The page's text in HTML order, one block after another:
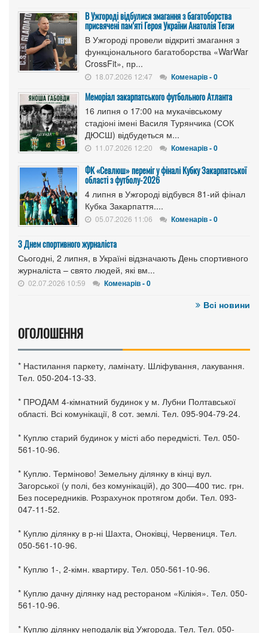
В Ужгороді відбулися змагання з багатоборства
присвячені пам’яті Героя України Анатолія Тегзи
В Ужгороді провели відкриті змагання з
функціонального багатоборства «WarWar
CrossFit», пр...
18.07.2026 12:47 Коменарів - 0
Меморіал закарпатського футбольного Атланта
16 липня о 17:00 на мукачівському
стадіоні імені Василя Турянчика (СОК
ДЮСШ) відбудеться м...
11.07.2026 12:20 Коменарів - 0
ФК «Севлюш» переміг у фіналі Кубку Закарпатської
області з футболу-2026
4 липня в Ужгороді відбувся 81-ий фінал
Кубка Закарпаття....
05.07.2026 11:06 Коменарів - 0
З Днем спортивного журналіста
Сьогодні, 2 липня, в Україні відзначають День спортивного
журналіста – свято людей, які вм...
02.07.2026 10:59 Коменарів - 0
Всі новини
ОГОЛОШЕННЯ
* Настилання паркету, ламінату. Шліфування, лакування.
Тел. 050-204-13-33.
* ПРОДАМ 4-кімнатний будинок у м. Лубни Полтавської
області. Всі комунікації, 8 сот. землі. Тел. 095-904-79-24.
* Куплю старий будинок у місті або передмісті. Тел. 050-
561-10-96.
* Куплю. Терміново! Земельну ділянку в кінці вул.
Загорської (у полі, без комунікацій), до 300—400 тис. грн.
Без посередників. Розрахунок протягом доби. Тел. 093-
047-11-52.
* Куплю ділянку в р-ні Шахта, Оноківці, Червениця. Тел.
050-561-10-96.
* Куплю 1-, 2-кімн. квартиру. Тел. 050-561-10-96.
* Куплю дачну ділянку над рестораном «Кілікія». Тел. 050-
561-10-96.
* Куплю ділянку неподалік від Ужгорода. Тел. Тел. 050-